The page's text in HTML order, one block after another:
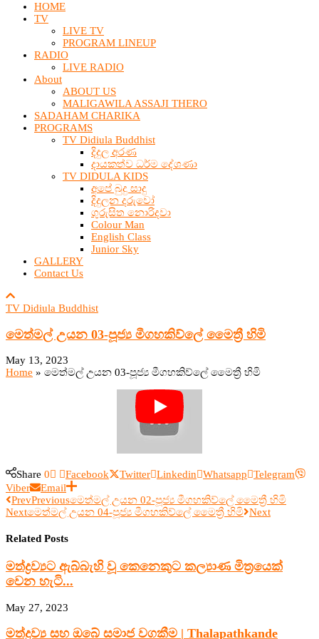
HOME
TV
LIVE TV
PROGRAM LINEUP
RADIO
LIVE RADIO
About
ABOUT US
MALIGAWILA ASSAJI THERO
SADAHAM CHARIKA
PROGRAMS
TV Didiula Buddhist
දිදුල අරණ
දායකත්ව ධර්ම දේශණා
TV DIDULA KIDS
අපේ බුදු සාදු
දිදුලන දරුවෝ
ගුරුසිත නොරිදවා
Colour Man
English Class
Junior Sky
GALLERY
Contact Us
TV Didiula Buddhist
මෙත්මල් උයන 03-පූජ්‍ය මීගහකිව්ලේ මෛත්‍රී හිමි
May 13, 2023
Home » මෙත්මල් උයන 03-පූජ්‍ය මීගහකිව්ලේ මෛත්‍රී හිමි
Share 0 Facebook Twitter Linkedin Whatsapp
Telegram
Viber
Email
PrevPreviousමෙත්මල් උයන 02-පූජ්‍ය මීගහකිව්ලේ මෛත්‍රී හිමි
Nextමෙත්මල් උයන 04-පූජ්‍ය මීගහකිව්ලේ මෛත්‍රී හිමි Next
Related Posts
මත්ද්‍රව්‍යට ඇබ්බැහි වූ කෙනෙකුට කල්‍යාණ මිත්‍රයෙක්
වෙන හැටි...
May 27, 2023
මත්ද්‍රව්‍ය සහ ඔබේ සමාජ වගකීම | Thalapathkande